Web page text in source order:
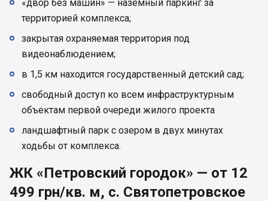
«двор без машин» — наземный паркинг за
территорией комплекса;
закрытая охраняемая территория под
видеонаблюдением;
в 1,5 км находится государственный детский сад;
свободный доступ ко всем инфраструктурным
объектам первой очереди жилого проекта
ландшафтный парк с озером в двух минутах
ходьбы от комплекса.
ЖК «Петровский городок» — от 12
499 грн/кв. м, с. Святопетровское